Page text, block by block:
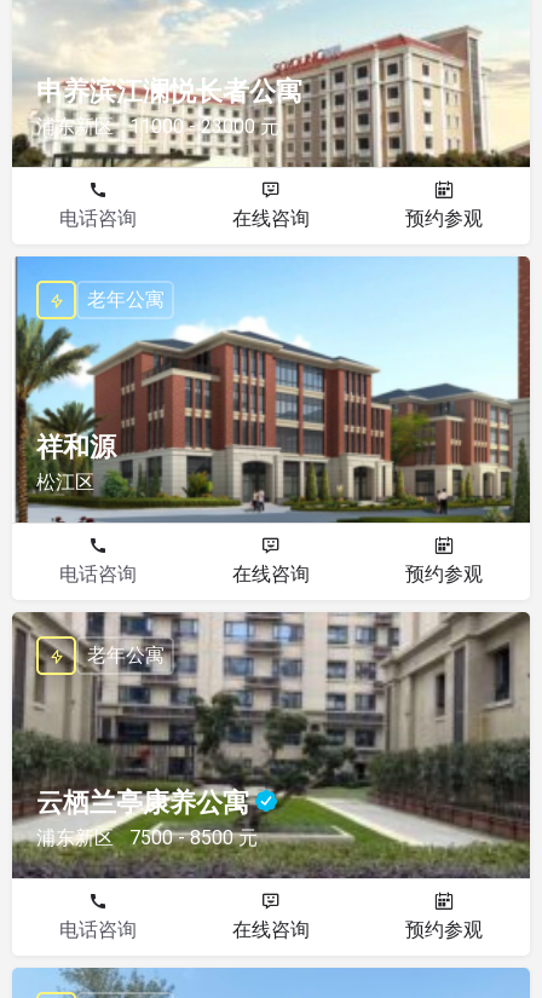
申养滨江澜悦长者公寓
浦东新区 11000 - 23000 元
电话咨询 在线咨询 预约参观
祥和源
松江区
老年公寓
电话咨询 在线咨询 预约参观
云栖兰亭康养公寓
浦东新区 7500 - 8500 元
老年公寓
电话咨询 在线咨询 预约参观